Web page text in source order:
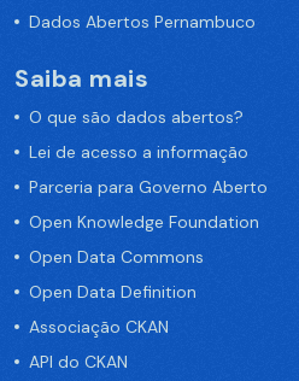
Dados Abertos Pernambuco
Saiba mais
O que são dados abertos?
Lei de acesso a informação
Parceria para Governo Aberto
Open Knowledge Foundation
Open Data Commons
Open Data Definition
Associação CKAN
API do CKAN